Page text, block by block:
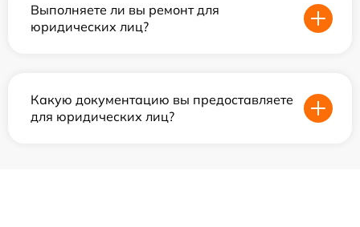
Выполняете ли вы ремонт для
юридических лиц?
Какую документацию вы предоставляете
для юридических лиц?